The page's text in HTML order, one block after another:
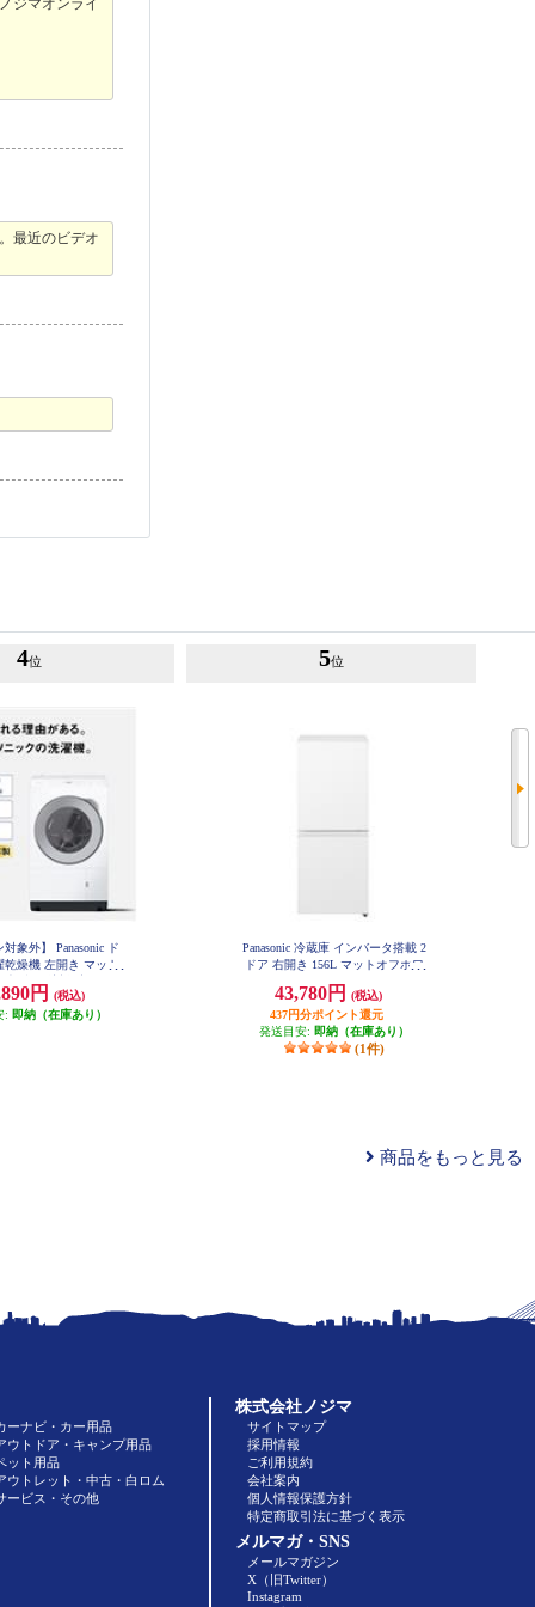
最近のビデオ
4位
対象外】 Panasonic ド
乾燥機 左開き マット
LX113EL-W
円
(税込)
: 即納（在庫あり）
5位
Panasonic 冷蔵庫 インバータ搭載 2
ドア 右開き 156L マットオフホワ
43,780円
(税込)
437円分ポイント還元
発送目安: 即納（在庫あり）
(1件)
商品をもっと見る
ーナビ・カー用品
ウトドア・キャンプ用品
ット用品
ウトレット・中古・白ロム
ービス・その他
株式会社ノジマ
サイトマップ
採用情報
ご利用規約
会社案内
個人情報保護方針
特定商取引法に基づく表示
メルマガ・SNS
メールマガジン
X（旧Twitter）
Instagram